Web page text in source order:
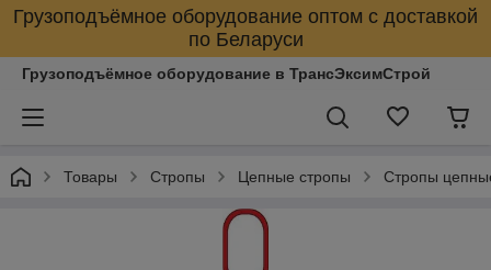
Грузоподъёмное оборудование оптом с доставкой
по Беларуси
Грузоподъёмное оборудование в ТрансЭксимСтрой
Товары Стропы Цепные стропы Стропы